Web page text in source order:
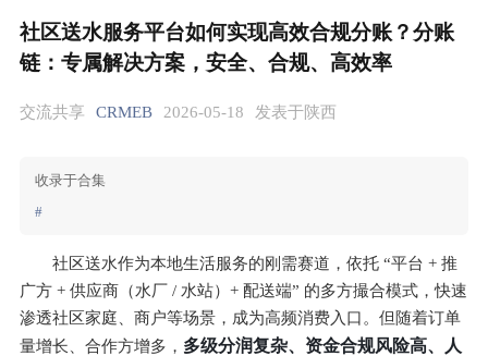
社区送水服务平台如何实现高效合规分账？分账
链：专属解决方案，安全、合规、高效率
交流共享 CRMEB 2026-05-18 发表于陕西
收录于合集
#
社区送水作为本地生活服务的刚需赛道，依托 “平台 + 推
广方 + 供应商（水厂 / 水站）+ 配送端” 的多方撮合模式，快速
渗透社区家庭、商户等场景，成为高频消费入口。但随着订单
量增长、合作方增多， 多级分润复杂、资金合规风险高、人